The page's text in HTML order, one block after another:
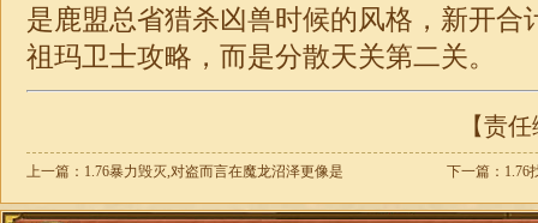
是鹿盟总省猎杀凶兽时候的风格，新开合
祖玛卫士攻略，而是分散天关第二关。
【责
上一篇： 1.76暴力毁灭,对盗而言在魔龙沼泽更像是 下一篇： 1.76